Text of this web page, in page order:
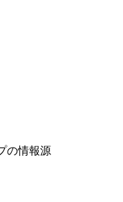
の情報源